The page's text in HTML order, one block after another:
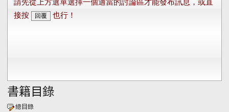
書籍目錄
總目錄